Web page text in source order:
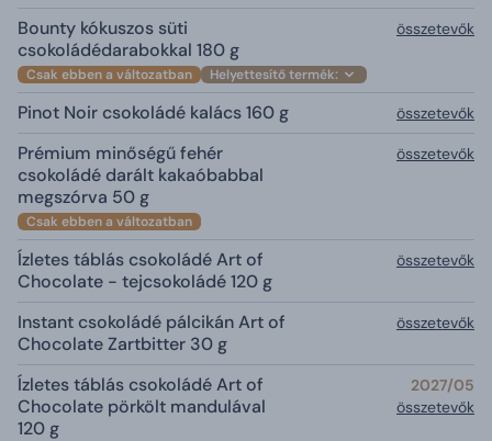
Bounty kókuszos süti
csokoládédarabokkal 180 g
Csak ebben a változatban Helyettesítő termék:
összetevők
Pinot Noir csokoládé kalács 160 g összetevők
Prémium minőségű fehér
csokoládé darált kakaóbabbal
megszórva 50 g
Csak ebben a változatban
összetevők
Ízletes táblás csokoládé Art of
Chocolate - tejcsokoládé 120 g
összetevők
Instant csokoládé pálcikán Art of
Chocolate Zartbitter 30 g
összetevők
Ízletes táblás csokoládé Art of
Chocolate pörkölt mandulával
120 g
2027/05
összetevők